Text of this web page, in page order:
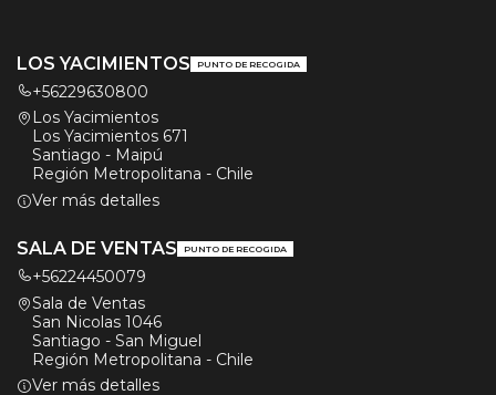
LOS YACIMIENTOS PUNTO DE RECOGIDA
+56229630800
Los Yacimientos
Los Yacimientos 671
Santiago - Maipú
Región Metropolitana - Chile
Ver más detalles
SALA DE VENTAS PUNTO DE RECOGIDA
+56224450079
Sala de Ventas
San Nicolas 1046
Santiago - San Miguel
Región Metropolitana - Chile
Ver más detalles